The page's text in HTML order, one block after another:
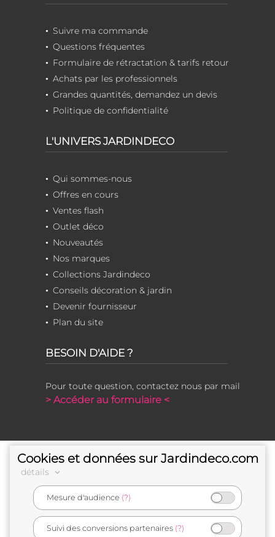
Suivre ma commande
Questions fréquentes
Formulaire de rétractation & tarifs retour
Achats par les professionnels
Grandes quantités, demandez un devis
Politique de confidentialité
L'UNIVERS JARDINDECO
Qui sommes-nous
Offres en cours
Ventes flash
Outlet déco
Nouveautés
Nos marques
Collections Jardindeco
Conseils décoration & jardin
Devenir fournisseur
Plan du site
BESOIN D'AIDE ?
Pour toute question, contactez nous par mail
> Accéder au formulaire <
e-commerçant français
Cookies et données sur Jardindeco.com
détails
Mesure d'audience (?)
Suivi des conversions partenaires (?)